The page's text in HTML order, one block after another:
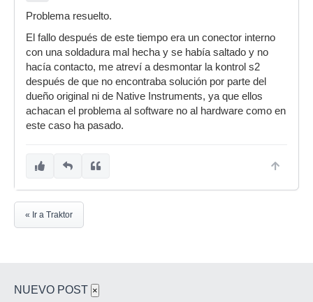
Problema resuelto.
El fallo después de este tiempo era un conector interno
con una soldadura mal hecha y se había saltado y no
hacía contacto, me atreví a desmontar la kontrol s2
después de que no encontraba solución por parte del
dueño original ni de Native Instruments, ya que ellos
achacan el problema al software no al hardware como en
este caso ha pasado.
« Ir a Traktor
NUEVO POST ×